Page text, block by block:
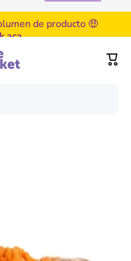
de producto 🤑
aca